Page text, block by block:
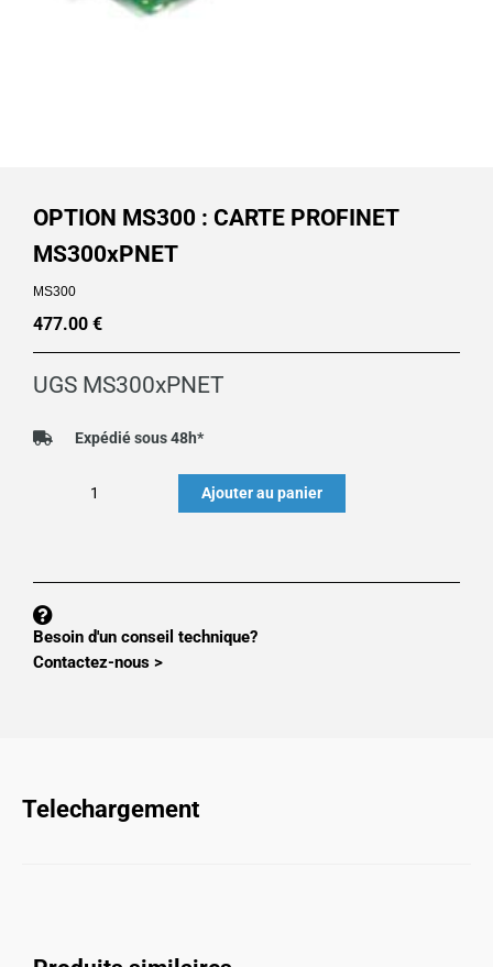
OPTION MS300 : CARTE PROFINET
MS300xPNET
MS300
477.00 €
UGS MS300xPNET
Expédié sous 48h*
CARTE
Ajouter au panier
Besoin d'un conseil technique?
Contactez-nous >
Telechargement